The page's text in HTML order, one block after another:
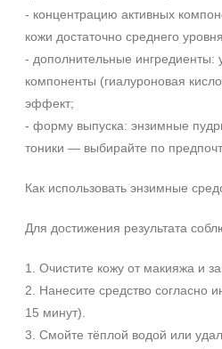
Показать еще
Время применения
Вечер
День
Показать еще
Пол
Для женщин
Процедура
Демакияж
- концентрацию активных
кожи достаточно среднего
- дополнительные
компоненты (гиалуроновая
эффект;
- форму выпуска: энзимные
тоники — выбирайте по
Как использовать энзимные
Для достижения результата
1. Очистите кожу от макияжа и
2. Нанесите средство согласно
15 минут).
3. Смойте тёплой водой или
+7 (495) 640-
+7 (929)